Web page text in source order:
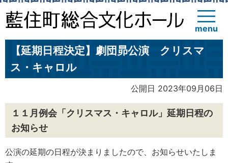
menu
【延期日程決定】劇団昴公演 クリスマ
ス・キャロル
公開日 2023年09月06日
１１月例会「クリスマス・キャロル」延期日程の
お知らせ
公演の延期の日程が決まりましたので、お知らせいたしま